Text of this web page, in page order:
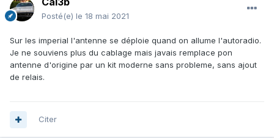
Posté(e) le 18 mai 2021
Sur les imperial l'antenne se déploie quand on allume l'autoradio.
Je ne souviens plus du cablage mais javais remplace pon
antenne d'origine par un kit moderne sans probleme, sans ajout
de relais.
Citer